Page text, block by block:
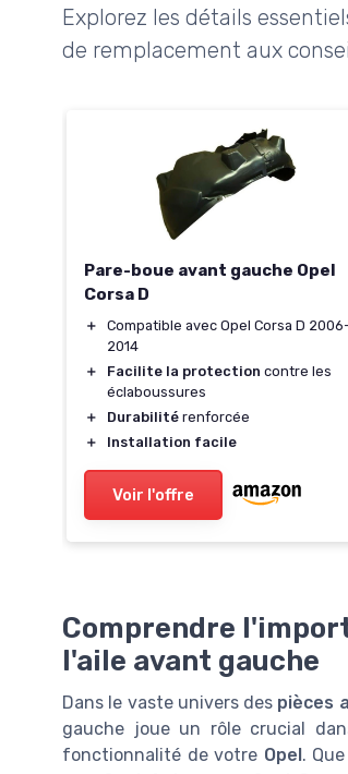
Explorez les détails
de remplacement aux
Pare-boue avant gauche Opel
Corsa D
＋
Compatible avec Opel Corsa D
2014
＋
Facilite la protection contre les
éclaboussures
＋
Durabilité renforcée
＋
Installation facile
Voir l'offre
Comprendre
l'aile avant gauche
Dans le vaste univers des pièces
gauche joue un rôle crucial
fonctionnalité de votre Opel.